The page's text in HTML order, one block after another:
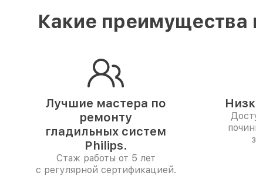
Какие преимущества
Лучшие мастера по
ремонту
гладильных систем
Philips.
Стаж работы от 5 лет
с регулярной сертификацией.